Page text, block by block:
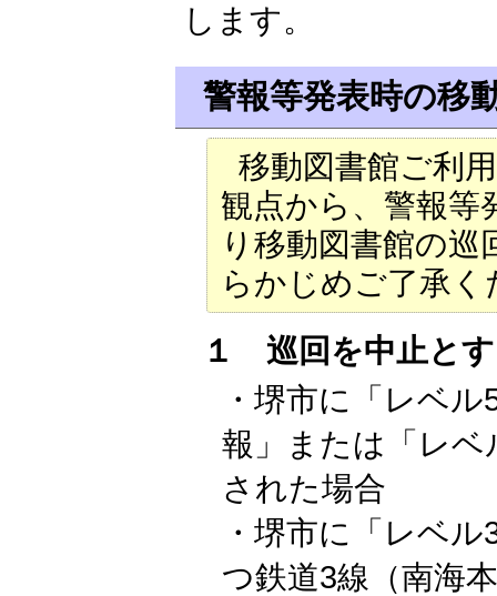
します。
警報等発表時の移
移動図書館ご利
観点から、警報等
り移動図書館の
らかじめご了承く
１ 巡回を中止と
・堺市に「レベ
報」または「レベ
された場合
・堺市に「レベ
つ鉄道3線（南海